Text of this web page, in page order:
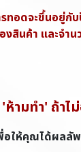
รทอดจะขึ้นอยู่กั
งสินค้า และจำ
'ห้ามทำ' ถ้าไ
อให้คุณได้ผลลั